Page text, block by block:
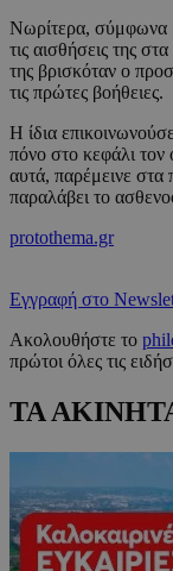
Νωρίτερα, σύμφωνα
τις αισθήσεις της
της βρισκόταν ο
τις πρώτες βοήθειες.
Η ίδια
πόνο στο κεφάλι
αυτά, παρέμεινε στα
παραλάβει το
protothema.gr
Εγγραφή στο
Ακολουθήστε το
πρώτοι όλες τις
ΤΑ